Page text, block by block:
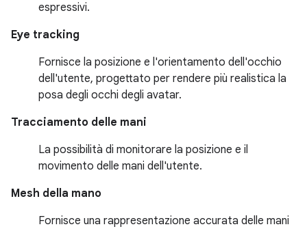
espressivi.
Eye tracking
Fornisce la posizione e l'orientamento dell'occhio
dell'utente, progettato per rendere più realistica la
posa degli occhi degli avatar.
Tracciamento delle mani
La possibilità di monitorare la posizione e il
movimento delle mani dell'utente.
Mesh della mano
Fornisce una rappresentazione accurata delle mani